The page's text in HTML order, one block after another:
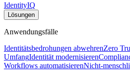
IdentityIQ
Lösungen
Anwendungsfälle
Identitätsbedrohungen abwehrenZero
UmfangIdentität modernisieren
Workflows automatisierenNicht-